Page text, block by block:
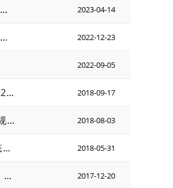
山东省低碳发展联盟发布《山东省产品碳足迹评价技术规范与评价报告指南》和《山东省产品碳足迹评价通则》 2023-04-14
省委、省政府印发贯彻落实《中共中央、国务院关于完整准确全面贯彻新发展理念做好碳达峰碳中和工作的意见》的若干措施 2022-12-23
2022-09-05
山东省人民政府关于印发山东省新能源产业发展规划（2018-2028年）的通知（鲁政字〔2018〕204号） 2018-09-17
山东省人民政府关于印发山东省打赢蓝天保卫战作战方案暨2013—2020年大气污染防治规划三期行动计划（2018—2020年）的通知（鲁政发〔2018〕17号） 2018-08-03
中共山东省委 山东省人民政府印发《关于加快推进生态文明建设的实施方案》（鲁农生态字〔2018〕9号） 2018-05-31
山东省人民政府关于印发山东省低碳发展工作方案（2017-2020）通知（鲁政发〔2017〕43号） 2017-12-20